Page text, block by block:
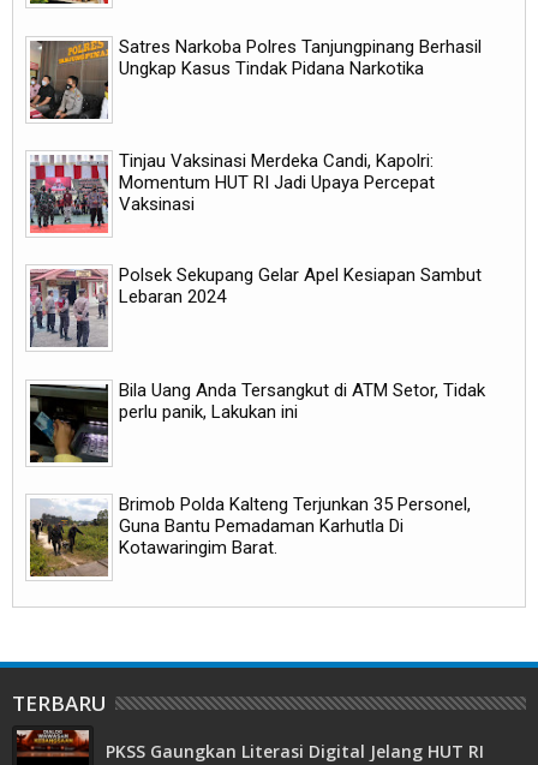
Satres Narkoba Polres Tanjungpinang Berhasil
Ungkap Kasus Tindak Pidana Narkotika
Tinjau Vaksinasi Merdeka Candi, Kapolri:
Momentum HUT RI Jadi Upaya Percepat
Vaksinasi
Polsek Sekupang Gelar Apel Kesiapan Sambut
Lebaran 2024
Bila Uang Anda Tersangkut di ATM Setor, Tidak
perlu panik, Lakukan ini
Brimob Polda Kalteng Terjunkan 35 Personel,
Guna Bantu Pemadaman Karhutla Di
Kotawaringim Barat.
TERBARU
PKSS Gaungkan Literasi Digital Jelang HUT RI